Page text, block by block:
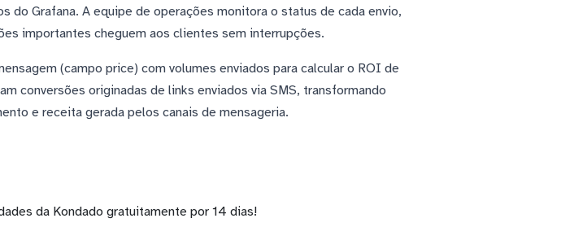
Grafana. A equipe de operações monitora o status de cada envio,
importantes cheguem aos clientes sem interrupções.
(campo price) com volumes enviados para calcular o ROI de
conversões originadas de links enviados via SMS, transformando
e receita gerada pelos canais de mensageria.
da Kondado gratuitamente por 14 dias!